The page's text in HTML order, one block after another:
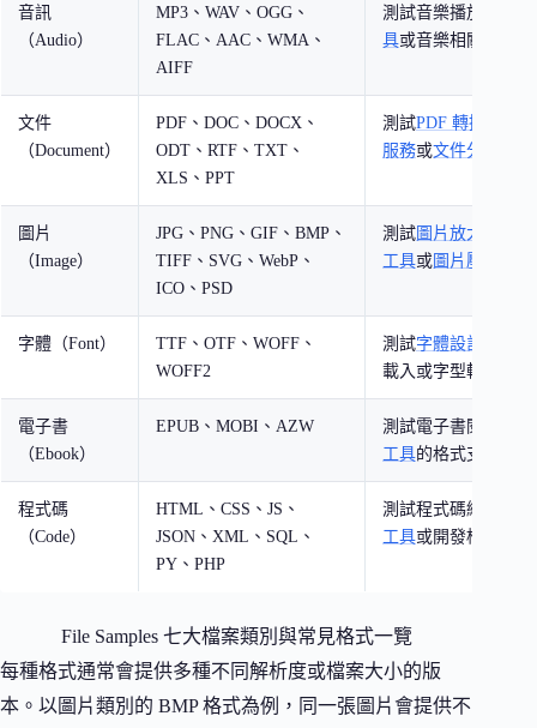
音訊
（Audio）
MP3、WAV、OGG、
FLAC、AAC、WMA、
AIFF
測試音樂播放器、
具或音樂相關應用程
文件
（Document）
PDF、DOC、DOCX、
ODT、RTF、TXT、
XLS、PPT
測試PDF 轉換工具
服務或文件分析 AI
圖片
（Image）
JPG、PNG、GIF、BMP、
TIFF、SVG、WebP、
ICO、PSD
測試圖片放大工具
工具或圖片壓縮服務
字體（Font）
TTF、OTF、WOFF、
WOFF2
測試字體設計工具
載入或字型轉換功能
電子書
（Ebook）
EPUB、MOBI、AZW 測試電子書閱讀器或
工具的格式支援能力
程式碼
（Code）
HTML、CSS、JS、
JSON、XML、SQL、
PY、PHP
測試程式碼編輯器、
工具或開發框架的
File Samples 七大檔案類別與常見格式一覽
每種格式通常會提供多種不同解析度或檔案大小的版
本。以圖片類別的 BMP 格式為例，同一張圖片會提供不